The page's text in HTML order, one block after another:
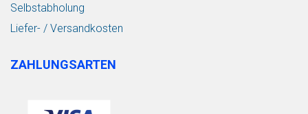
Selbstabholung
Liefer- / Versandkosten
ZAHLUNGSARTEN